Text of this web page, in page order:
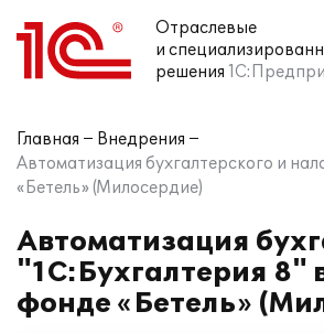
Отраслевые
и
решения
Главная
Внедрения
Автоматизация бухгалтерского и
«Бетель» (Милосердие)
Автоматизация
"1С:Бухгалтерия 8"
фонде «Бетель»